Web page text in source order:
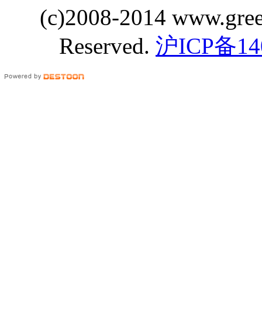
(c)2008-2014
Reserved. 沪ICP备